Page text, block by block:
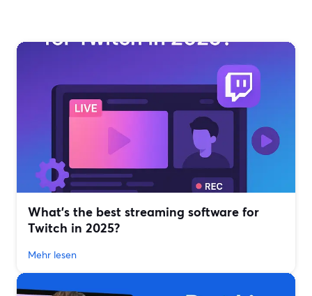
What’s the best streaming software for
Twitch in 2025?
Mehr lesen